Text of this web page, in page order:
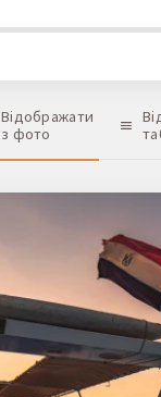
Відображати
з фото